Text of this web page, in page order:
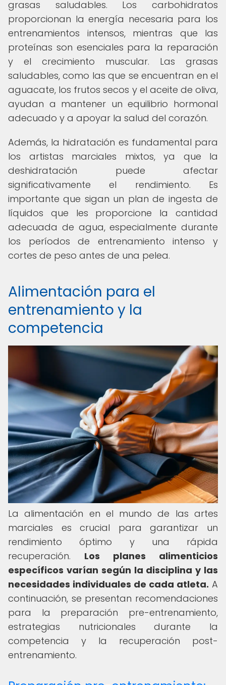
grasas saludables. Los carbohidratos
proporcionan la energía necesaria para los
entrenamientos intensos, mientras que las
proteínas son esenciales para la reparación
y el crecimiento muscular. Las grasas
saludables, como las que se encuentran en el
aguacate, los frutos secos y el aceite de oliva,
ayudan a mantener un equilibrio hormonal
adecuado y a apoyar la salud del corazón.
Además, la hidratación es fundamental para
los artistas marciales mixtos, ya que la
deshidratación puede afectar
significativamente el rendimiento. Es
importante que sigan un plan de ingesta de
líquidos que les proporcione la cantidad
adecuada de agua, especialmente durante
los períodos de entrenamiento intenso y
cortes de peso antes de una pelea.
Alimentación para el
entrenamiento y la
competencia
La alimentación en el mundo de las artes
marciales es crucial para garantizar un
rendimiento óptimo y una rápida
recuperación. Los planes alimenticios
específicos varían según la disciplina y las
necesidades individuales de cada atleta. A
continuación, se presentan recomendaciones
para la preparación pre-entrenamiento,
estrategias nutricionales durante la
competencia y la recuperación post-
entrenamiento.